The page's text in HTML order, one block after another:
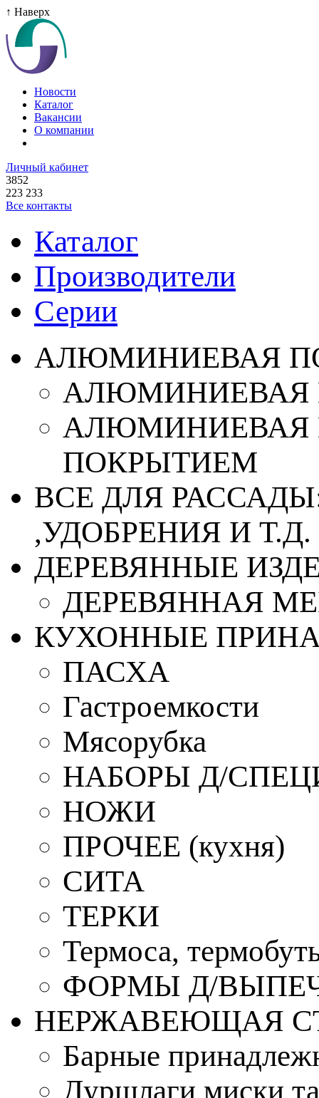
↑ Наверх
Новости
Каталог
Вакансии
О компании
Личный кабинет
3852
223 233
Все контакты
Каталог
Производители
Серии
АЛЮМИНИЕВАЯ
АЛЮМИНИЕВАЯ
АЛЮМИНИЕВАЯ
ПОКРЫТИЕМ
ВСЕ ДЛЯ
,УДОБРЕНИЯ И Т.Д.
ДЕРЕВЯННЫЕ
ДЕРЕВЯННАЯ
КУХОННЫЕ
ПАСХА
Гастроемкости
Мясорубка
НАБОРЫ Д/
НОЖИ
ПРОЧЕЕ (кухня)
СИТА
ТЕРКИ
Термоса,
ФОРМЫ Д/
НЕРЖАВЕЮЩАЯ
Барные